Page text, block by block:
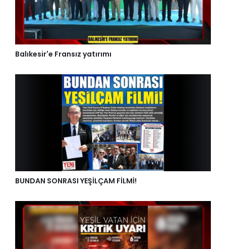
Balıkesir'e Fransız yatırımı
BUNDAN SONRASI YEŞİLÇAM FİLMİ!